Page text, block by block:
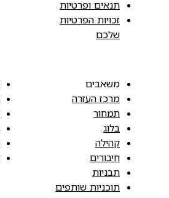
תנאים ופרטיות
זכויות הפרטיות
שלכם
משאבים
מרכז העזרה
תמחור
בלוג
קהילה
חיבורים
תבניות
תוכניות שותפים